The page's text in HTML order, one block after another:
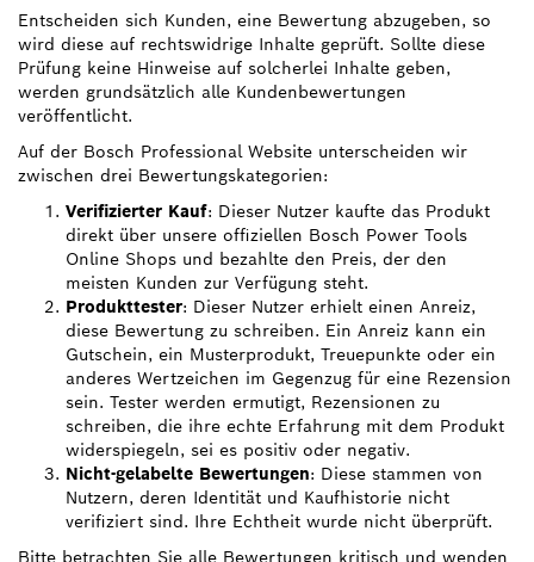
Entscheiden sich Kunden, eine Bewertung abzugeben, so
wird diese auf rechtswidrige Inhalte geprüft. Sollte diese
Prüfung keine Hinweise auf solcherlei Inhalte geben,
werden grundsätzlich alle Kundenbewertungen
veröffentlicht.
Auf der Bosch Professional Website unterscheiden wir
zwischen drei Bewertungskategorien:
Verifizierter Kauf: Dieser Nutzer kaufte das Produkt
direkt über unsere offiziellen Bosch Power Tools
Online Shops und bezahlte den Preis, der den
meisten Kunden zur Verfügung steht.
Produkttester: Dieser Nutzer erhielt einen Anreiz,
diese Bewertung zu schreiben. Ein Anreiz kann ein
Gutschein, ein Musterprodukt, Treuepunkte oder ein
anderes Wertzeichen im Gegenzug für eine Rezension
sein. Tester werden ermutigt, Rezensionen zu
schreiben, die ihre echte Erfahrung mit dem Produkt
widerspiegeln, sei es positiv oder negativ.
Nicht-gelabelte Bewertungen: Diese stammen von
Nutzern, deren Identität und Kaufhistorie nicht
verifiziert sind. Ihre Echtheit wurde nicht überprüft.
Bitte betrachten Sie alle Bewertungen kritisch und wenden